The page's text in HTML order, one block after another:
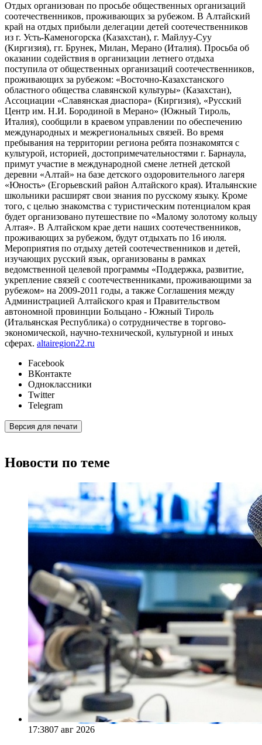
Отдых организован по просьбе общественных организаций
соотечественников, проживающих за рубежом. В Алтайский
край на отдых прибыли делегации детей соотечественников
из г. Усть-Каменогорска (Казахстан), г. Майлуу-Суу
(Киргизия), гг. Брунек, Милан, Мерано (Италия). Просьба об
оказании содействия в организации летнего отдыха
поступила от общественных организаций соотечественников,
проживающих за рубежом: «Восточно-Казахстанского
областного общества славянской культуры» (Казахстан),
Ассоциации «Славянская диаспора» (Киргизия), «Русский
Центр им. Н.И. Бородиной в Мерано» (Южный Тироль,
Италия), сообщили в краевом управлении по обеспечению
международных и межрегиональных связей. Во время
пребывания на территории региона ребята познакомятся с
культурой, историей, достопримечательностями г. Барнаула,
примут участие в международной смене летней детской
деревни «Алтай» на базе детского оздоровительного лагеря
«Юность» (Егорьевский район Алтайского края). Итальянские
школьники расширят свои знания по русскому языку. Кроме
того, с целью знакомства с туристическим потенциалом края
будет организовано путешествие по «Малому золотому кольцу
Алтая». В Алтайском крае дети наших соотечественников,
проживающих за рубежом, будут отдыхать по 16 июля.
Мероприятия по отдыху детей соотечественников и детей,
изучающих русский язык, организованы в рамках
ведомственной целевой программы «Поддержка, развитие,
укрепление связей с соотечественниками, проживающими за
рубежом» на 2009-2011 годы, а также Соглашения между
Администрацией Алтайского края и Правительством
автономной провинции Больцано - Южный Тироль
(Итальянская Республика) о сотрудничестве в торгово-
экономической, научно-технической, культурной и иных
сферах. altairegion22.ru
Facebook
ВКонтакте
Одноклассники
Twitter
Telegram
Версия для печати
Новости по теме
17:3807 авг 2026